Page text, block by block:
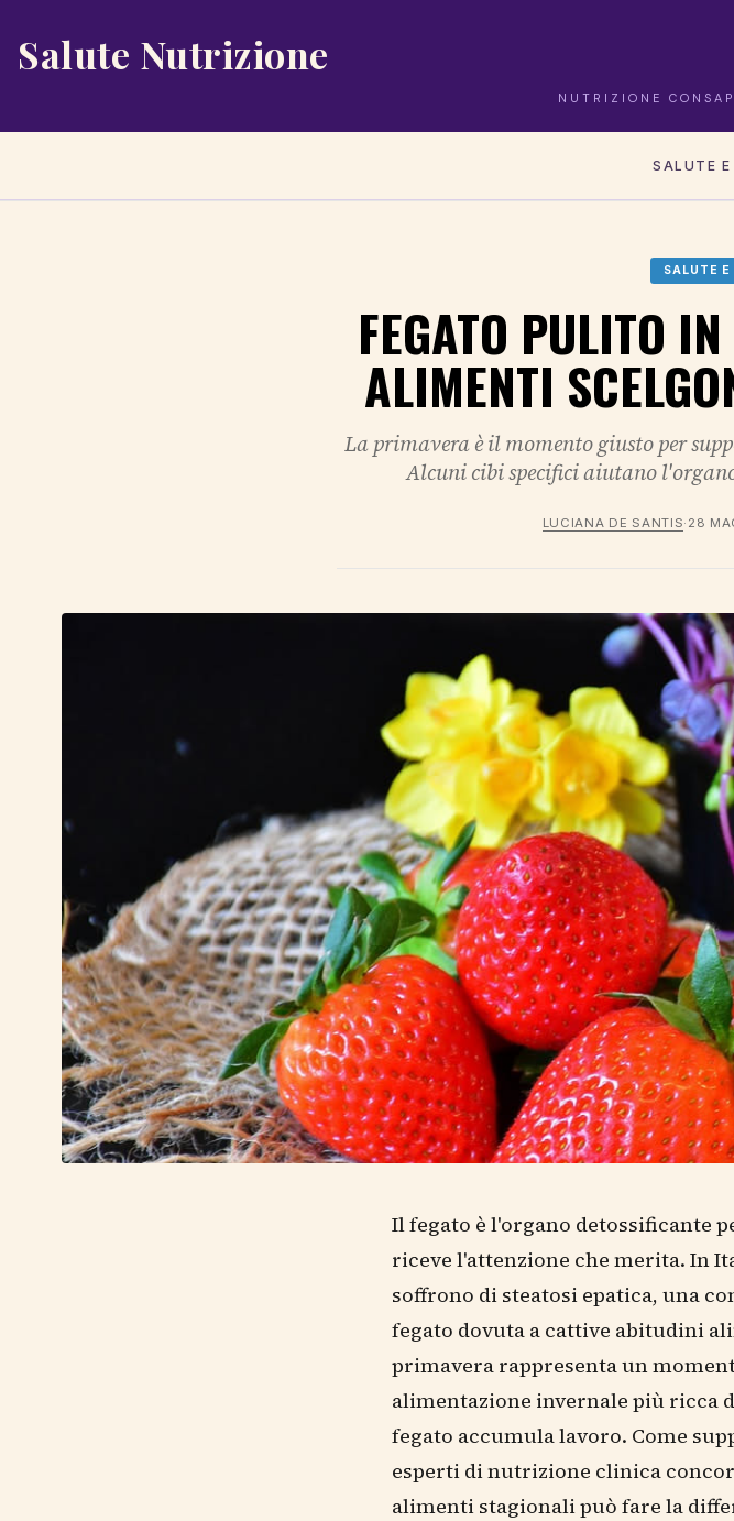
Salute Nutrizione
NUTRIZIONE
SALUTE E
SALUTE E
FEGATO PULITO
ALIMENTI
La primavera è il momento giusto per
Alcuni cibi specifici aiutano
LUCIANA DE SANTIS· 28
Il fegato è l'organo detossificante
riceve l'attenzione che merita. In
soffrono di steatosi epatica, una
fegato dovuta a cattive abitudini
primavera rappresenta un
alimentazione invernale più ricca
fegato accumula lavoro. Come
esperti di nutrizione clinica
alimenti stagionali può fare la